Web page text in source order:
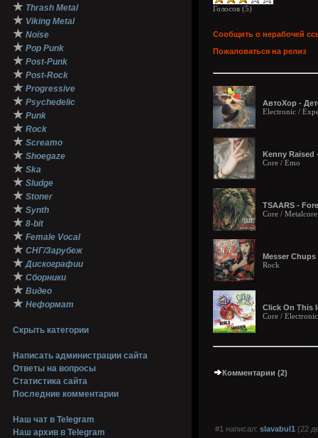
★ Thrash Metal
★ Viking Metal
★ Noise
★ Pop Punk
★ Post-Punk
★ Post-Rock
★ Progressive
★ Psychedelic
★ Punk
★ Rock
★ Screamo
★ Shoegaze
★ Ska
★ Sludge
★ Stoner
★ Synth
★ 8-bit
★ Female Vocal
★ СНГ/Зарубеж
★ Дискографии
★ Сборники
★ Видео
★ Неформат
Скрыть категории
Написать администрации сайта
Ответы на вопросы
Статистика сайта
Последние комментарии
Наш чат в Telegram
Наш архив в Telegram
Голосов (5)
Сообщить о нерабочей
Пожаловаться на релиз
АвтоХор -
Electronic /
Kenny Raised
Core / Emo
TSAARS -
Core /
Messer
Rock
Click On This
Core /
Комментарии (2)
#1 написал: slavabul1 (22